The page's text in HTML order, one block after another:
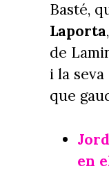
Basté,
Laporta
de
i la
que
en